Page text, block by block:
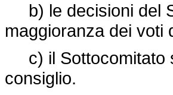
b) le decisioni del
maggioranza dei voti
c) il Sottocomitato
consiglio.